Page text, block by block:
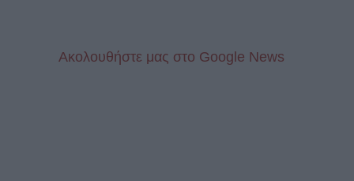
Aκολουθήστε μας στo Google News